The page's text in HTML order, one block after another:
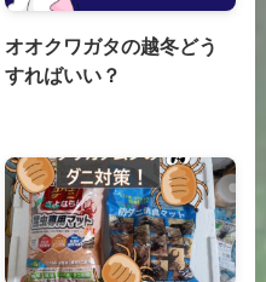
オオクワガタの越冬どう
すればいい？